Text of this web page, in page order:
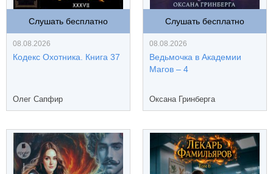
Слушать бесплатно
08.08.2026
Кодекс Охотника. Книга 37
Олег Сапфир
Слушать бесплатно
08.08.2026
Ведьмочка в Академии
Магов – 4
Оксана Гринберга